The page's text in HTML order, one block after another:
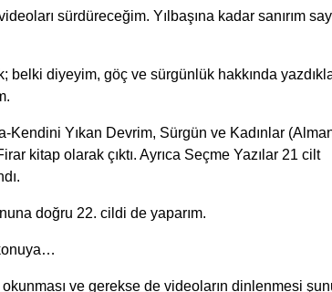
sürdüreceğim. Yılbaşına kadar sanırım
belki diyeyim, göç ve sürgünlük hakkında
Kendini Yıkan Devrim, Sürgün ve Kadınlar
kitap olarak çıktı. Ayrıca Seçme Yazılar 21 cilt
doğru 22. cildi de yaparım.
ve gerekse de videoların dinlenmesi